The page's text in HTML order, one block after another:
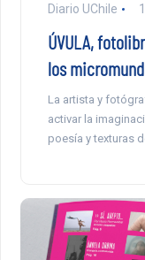
Diario UChile
ÚVULA,
los
La artista y
activar la
poesía y texturas